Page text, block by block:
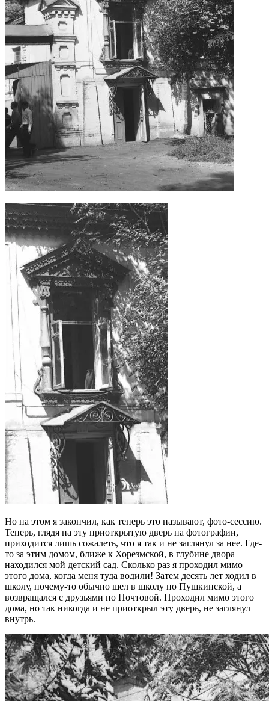
Но на этом я закончил, как теперь это называют, фото-сессию.
Теперь, глядя на эту приоткрытую дверь на фотографии,
приходится лишь сожалеть, что я так и не заглянул за нее. Где-
то за этим домом, ближе к Хорезмской, в глубине двора
находился мой детский сад. Сколько раз я проходил мимо
этого дома, когда меня туда водили! Затем десять лет ходил в
школу, почему-то обычно шел в школу по Пушкинской, а
возвращался с друзьями по Почтовой. Проходил мимо этого
дома, но так никогда и не приоткрыл эту дверь, не заглянул
внутрь.